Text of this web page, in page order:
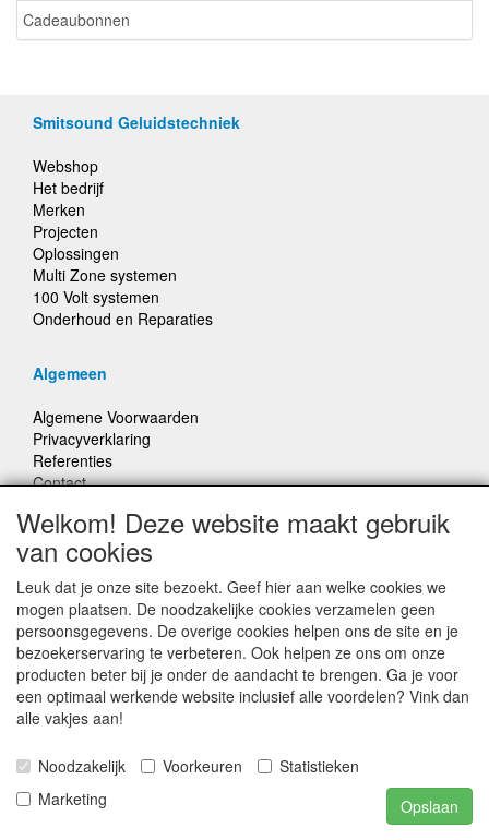
Cadeaubonnen
Smitsound Geluidstechniek
Webshop
Het bedrijf
Merken
Projecten
Oplossingen
Multi Zone systemen
100 Volt systemen
Onderhoud en Reparaties
Algemeen
Algemene Voorwaarden
Privacyverklaring
Referenties
Contact
Bestelling herroepen
Social Media
Facebook
Instagram
Youtube
LinkedIn
Meester Janssenweg 43
Welkom! Deze website maakt gebruik
van cookies
Leuk dat je onze site bezoekt. Geef hier aan welke cookies we
mogen plaatsen. De noodzakelijke cookies verzamelen geen
persoonsgegevens. De overige cookies helpen ons de site en je
bezoekerservaring te verbeteren. Ook helpen ze ons om onze
producten beter bij je onder de aandacht te brengen. Ga je voor
een optimaal werkende website inclusief alle voordelen? Vink dan
alle vakjes aan!
Noodzakelijk Voorkeuren
Statistieken
Marketing
Opslaan